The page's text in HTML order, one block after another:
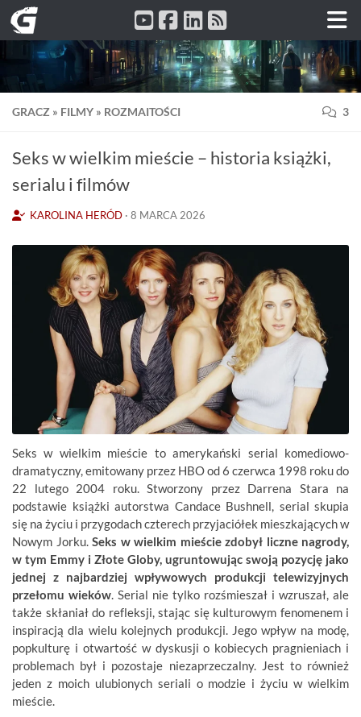
Przeskocz do treści
GRACZ » FILMY » ROZMAITOŚCI 3
Seks w wielkim mieście – historia książki,
serialu i filmów
KAROLINA HERÓD · 8 MARCA 2026
Seks w wielkim mieście to amerykański serial komediowo-
dramatyczny, emitowany przez HBO od 6 czerwca 1998 roku do
22 lutego 2004 roku. Stworzony przez Darrena Stara na
podstawie książki autorstwa Candace Bushnell, serial skupia
się na życiu i przygodach czterech przyjaciółek mieszkających w
Nowym Jorku. Seks w wielkim mieście zdobył liczne nagrody,
w tym Emmy i Złote Globy, ugruntowując swoją pozycję jako
jednej z najbardziej wpływowych produkcji telewizyjnych
przełomu wieków. Serial nie tylko rozśmieszał i wzruszał, ale
także skłaniał do refleksji, stając się kulturowym fenomenem i
inspiracją dla wielu kolejnych produkcji. Jego wpływ na modę,
popkulturę i otwartość w dyskusji o kobiecych pragnieniach i
problemach był i pozostaje niezaprzeczalny. Jest to również
jeden z moich ulubionych seriali o modzie i życiu w wielkim
mieście.